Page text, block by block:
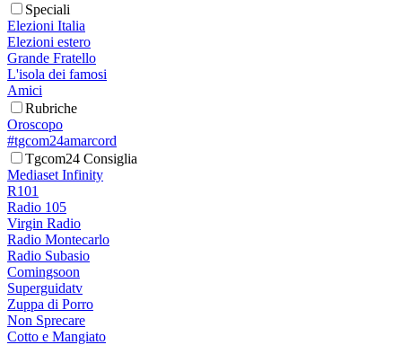
Speciali
Elezioni Italia
Elezioni estero
Grande Fratello
L'isola dei famosi
Amici
Rubriche
Oroscopo
#tgcom24amarcord
Tgcom24 Consiglia
Mediaset Infinity
R101
Radio 105
Virgin Radio
Radio Montecarlo
Radio Subasio
Comingsoon
Superguidatv
Zuppa di Porro
Non Sprecare
Cotto e Mangiato